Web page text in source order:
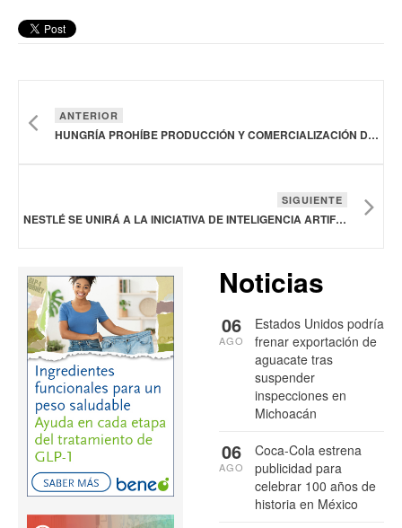
ANTERIOR
HUNGRÍA PROHÍBE PRODUCCIÓN Y COMERCIALIZACIÓN DE PROTEÍNAS CÁRNICAS OBTENIDAS EN LABORATORIO
SIGUIENTE
NESTLÉ SE UNIRÁ A LA INICIATIVA DE INTELIGENCIA ARTIFICIAL PARA EMPRESAS FRONTERIZAS
Noticias
Estados Unidos podría
frenar exportación de
aguacate tras
suspender
inspecciones en
Michoacán
06
AGO
Coca-Cola estrena
publicidad para
celebrar 100 años de
historia en México
06
AGO